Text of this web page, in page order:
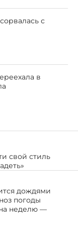
с
в
свой стиль
дождями
погоды
неделю —